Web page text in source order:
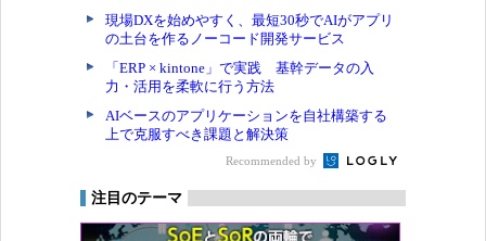
現場DXを始めやすく、最短30秒でAIがアプリ
の土台を作るノーコード開発サービス
「ERP × kintone」で実践 基幹データの入
力・活用を柔軟に行う方法
AIベースのアプリケーションを自社構築する
上で克服すべき課題と解決策
Recommended by
注目のテーマ